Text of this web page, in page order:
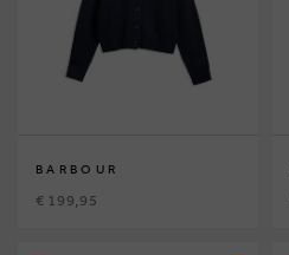
BARBOUR
€ 199,95